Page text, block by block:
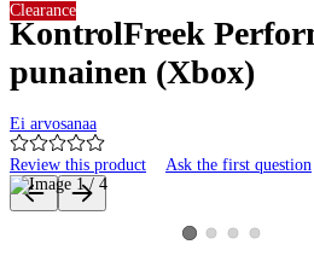
KontrolFreek
punainen (Xbox)
Ei arvosanaa
Review this product Ask the first question
Clearance
Product images and videos
View product image 1
View product image 2
View product image 3
View product